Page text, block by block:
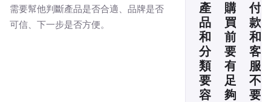
需要幫他判斷產品是否合適、品牌是否
可信、下一步是否方便。
產
品
和
分
類
要
容
購
買
前
要
有
足
夠
付
款
和
客
服
不
要